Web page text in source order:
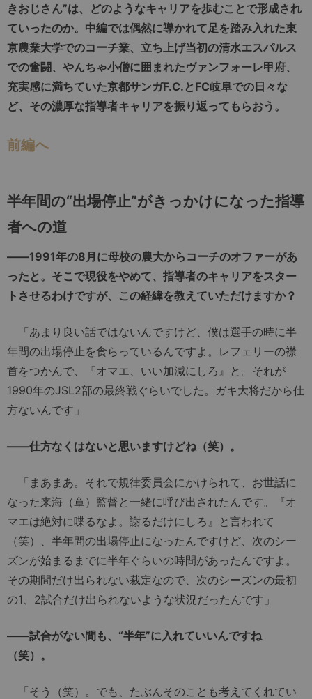
きおじさん”は、どのようなキャリアを歩むことで形成され
ていったのか。中編では偶然に導かれて足を踏み入れた東
京農業大学でのコーチ業、立ち上げ当初の清水エスパルス
での奮闘、やんちゃ小僧に囲まれたヴァンフォーレ甲府、
充実感に満ちていた京都サンガF.C.とFC岐阜での日々な
ど、その濃厚な指導者キャリアを振り返ってもらおう。
前編へ
半年間の“出場停止”がきっかけになった指導
者への道
――1991年の8月に母校の農大からコーチのオファーがあ
ったと。そこで現役をやめて、指導者のキャリアをスター
トさせるわけですが、この経緯を教えていただけますか？
「あまり良い話ではないんですけど、僕は選手の時に半
年間の出場停止を食らっているんですよ。レフェリーの襟
首をつかんで、『オマエ、いい加減にしろ』と。それが
1990年のJSL2部の最終戦ぐらいでした。ガキ大将だから仕
方ないんです」
――仕方なくはないと思いますけどね（笑）。
「まあまあ。それで規律委員会にかけられて、お世話に
なった来海（章）監督と一緒に呼び出されたんです。『オ
マエは絶対に喋るなよ。謝るだけにしろ』と言われて
（笑）、半年間の出場停止になったんですけど、次のシー
ズンが始まるまでに半年ぐらいの時間があったんですよ。
その期間だけ出られない裁定なので、次のシーズンの最初
の1、2試合だけ出られないような状況だったんです」
――試合がない間も、“半年”に入れていいんですね
（笑）。
「そう（笑）。でも、たぶんそのことも考えてくれてい